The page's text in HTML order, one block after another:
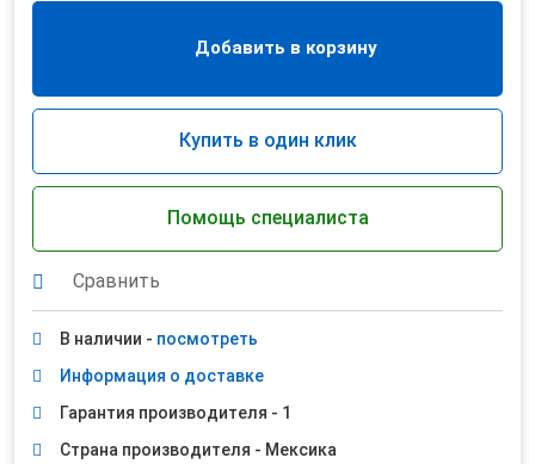
Добавить в корзину
Купить в один клик
Помощь специалиста
Сравнить
В наличии - посмотреть
Информация о доставке
Гарантия производителя - 1
Страна производителя - Мексика